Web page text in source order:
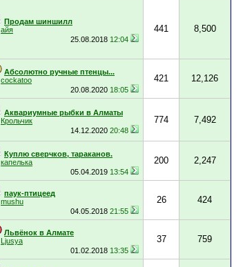
Продам шиншилл
айя
25.08.2018 12:04
441 8,500
Абсолютно ручные птенцы...
cockatoo
20.08.2020 18:05
421 12,126
Аквариумные рыбки в Алматы
Крольчик
14.12.2020 20:48
774 7,492
Куплю сверчков, тараканов.
капелька
05.04.2019 13:54
200 2,247
паук-птицеед
mushu
04.05.2018 21:55
26 424
Львёнок в Алмате
Ljusya
01.02.2018 13:35
37 759